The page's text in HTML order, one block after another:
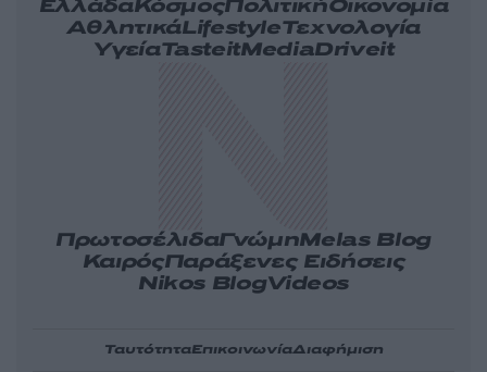
ΕλλάδαΚόσμοςΠολιτικήΟικονομία
ΑθλητικάLifestyleΤεχνολογία
ΥγείαTasteitMediaDriveit
ΠρωτοσέλιδαΓνώμηMelas Blog
ΚαιρόςΠαράξενες Ειδήσεις
Nikos BlogVideos
ΤαυτότηταΕπικοινωνίαΔιαφήμιση